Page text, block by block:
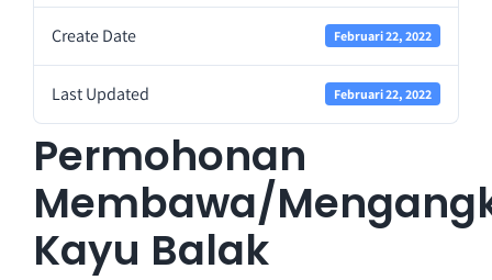
Create Date Februari 22, 2022
Last Updated Februari 22, 2022
Permohonan
Membawa/
Kayu Balak